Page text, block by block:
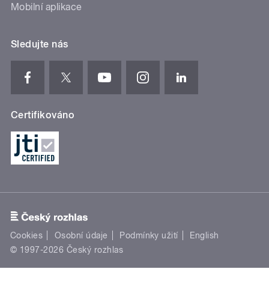
Mobilní aplikace
Sledujte nás
Certifikováno
Cookies Osobní údaje Podmínky užití
English
© 1997-2026 Český rozhlas